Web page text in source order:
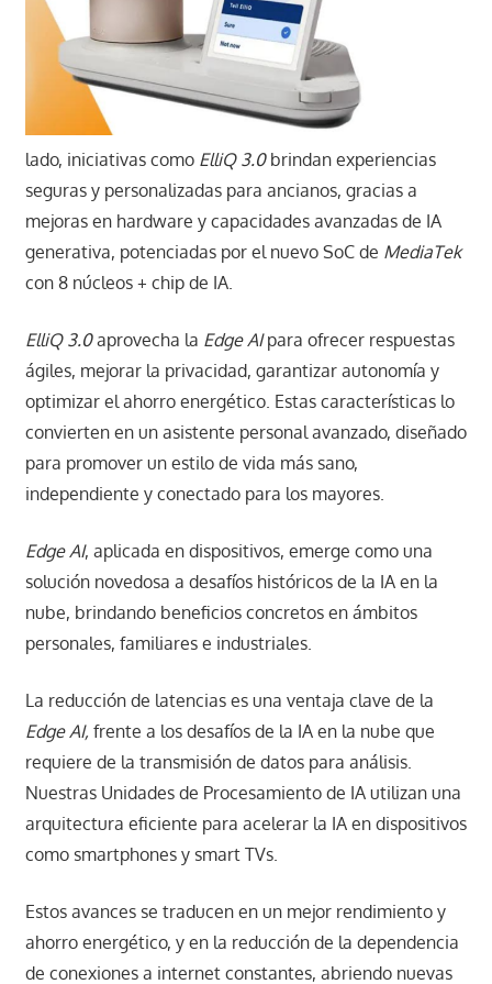
lado, iniciativas como ElliQ 3.0brindan experiencias
seguras y personalizadas para ancianos, gracias a
mejoras en hardware y capacidades avanzadas de IA
generativa, potenciadas por el nuevo SoC de MediaTek
con 8 núcleos + chip de IA.
ElliQ 3.0aprovecha la Edge AIpara ofrecer respuestas
ágiles, mejorar la privacidad, garantizar autonomía y
optimizar el ahorro energético. Estas características lo
convierten en un asistente personal avanzado, diseñado
para promover un estilo de vida más sano,
independiente y conectado para los mayores.
Edge AI, aplicada en dispositivos, emerge como una
solución novedosa a desafíos históricos de la IA en la
nube, brindando beneficios concretos en ámbitos
personales, familiares e industriales.
La reducción de latencias es una ventaja clave de la
Edge AI, frente a los desafíos de la IA en la nube que
requiere de la transmisión de datos para análisis.
Nuestras Unidades de Procesamiento de IA utilizan una
arquitectura eficiente para acelerar la IA en dispositivos
como smartphones y smart TVs.
Estos avances se traducen en un mejor rendimiento y
ahorro energético, y en la reducción de la dependencia
de conexiones a internet constantes, abriendo nuevas